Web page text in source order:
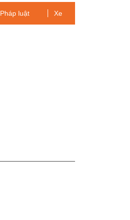
Pháp luật Xe